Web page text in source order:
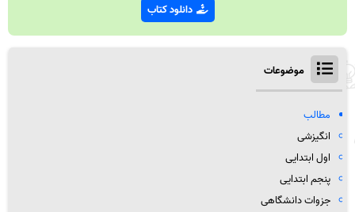
دانلود کتاب
موضوعات
مطالب
انگیزشی
اول ابتدایی
پنجم ابتدایی
جزوات دانشگاهی